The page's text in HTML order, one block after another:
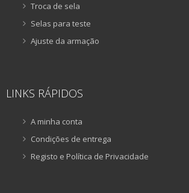
Troca de sela
Selas para teste
Ajuste da armação
LINKS RÁPIDOS
A minha conta
Condições de entrega
Registo e Política de Privacidade